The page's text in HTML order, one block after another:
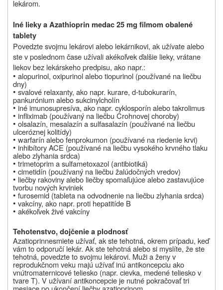
lekárom.
Iné lieky a Azathioprin medac 25 mg filmom obalené
tablety
Povedzte svojmu lekárovi alebo lekárnikovi, ak užívate alebo
ste v poslednom čase užívali akékoľvek ďalšie lieky, vrátane
liekov bez lekárskeho predpisu, ako napr.:
• alopurinol, oxipurinol alebo tiopurinol (používané na liečbu
dny)
• svalové relaxanty, ako napr. kurare, d-tubokurarín,
pankurónium alebo sukcinylcholín
• iné imunosupresíva, ako napr. cyklosporín alebo takrolimus
• infliximab (používaný na liečbu Crohnovej choroby)
• olsalazín, mesalazín a sulfasalazín (používané na liečbu
ulceróznej kolitídy)
• warfarín alebo fenprokumon (používané na riedenie krvi)
• inhibítory ACE (používané na liečbu vysokého krvného tlaku
alebo zlyhania srdca)
• trimetoprim a sulfametoxazol (antibiotiká)
• cimetidín (používaný na liečbu žalúdočných vredov)
• liečby rakoviny alebo liečby spomaľujúce alebo zastavujúce
tvorbu nových krviniek
• furosemid (tableta na odvodnenie na liečbu zlyhania srdca)
• vakcíny, ako napr. proti hepatitíde B
• akékoľvek živé vakcíny
Tehotenstvo, dojčenie a plodnosť
Azatioprinnesmiete užívať, ak ste tehotná, okrem prípadu, keď
vám to odporučí lekár. Ak ste tehotná alebo si myslíte, že ste
tehotná, povedzte to svojmu lekárovi. Muži a ženy v
reprodukčnom veku majú užívať inú antikoncepciu ako
vnútromaternicové teliesko (napr. cievka, medené teliesko v
tvare T). V užívaní antikoncepcie je nutné pokračovať tri